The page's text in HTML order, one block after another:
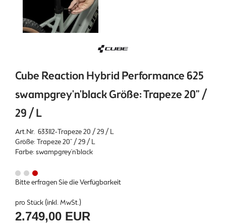
Cube Reaction Hybrid Performance 625
swampgrey'n'black Größe: Trapeze 20" /
29 / L
Art.Nr. 633112-Trapeze 20 / 29 / L
Größe: Trapeze 20" / 29 / L
Farbe: swampgrey'n'black
Bitte erfragen Sie die Verfügbarkeit
pro Stück (inkl. MwSt.)
2.749,00 EUR